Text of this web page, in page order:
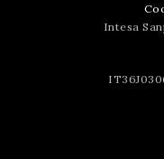
Intesa